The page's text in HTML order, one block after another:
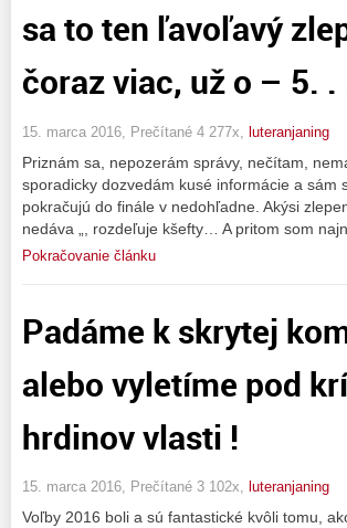
sa to ten ľavoľavý
čoraz viac, už o – 5. .
15. marca 2016, Prečítané 4 277x, luteranjaning
Priznám sa, nepozerám správy, nečítam,
sporadicky dozvedám kusé informácie a
pokračujú do finále v nedohľadne. Akýsi
nedáva „, rozdeľuje kšefty… A pritom som
Pokračovanie článku
Padáme k skrytej
alebo vyletíme pod
hrdinov vlasti !
15. marca 2016, Prečítané 3 102x, luteranjaning
Voľby 2016 boli a sú fantastické kvôli tomu,